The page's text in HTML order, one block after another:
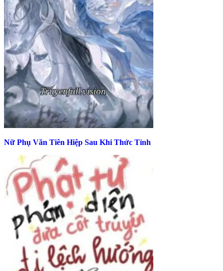
Nữ Phụ Văn Tiên Hiệp Sau Khi Thức Tỉnh